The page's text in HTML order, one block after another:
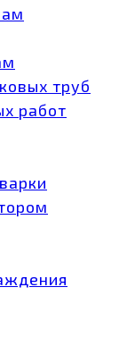
труб
работ